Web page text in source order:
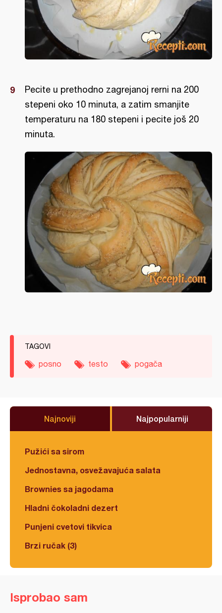
Pecite u prethodno zagrejanoj rerni na 200
stepeni oko 10 minuta, a zatim smanjite
temperaturu na 180 stepeni i pecite još 20
minuta.
TAGOVI
posno testo pogača
Najnoviji Najpopularniji
Pužići sa sirom
Jednostavna, osvežavajuća salata
Brownies sa jagodama
Hladni čokoladni dezert
Punjeni cvetovi tikvica
Brzi ručak (3)
Isprobao sam